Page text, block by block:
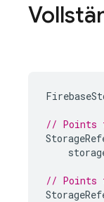
// Points
// Points